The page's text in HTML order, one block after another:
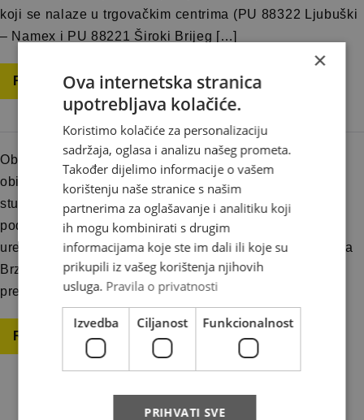
koji se nalaze u trgovačkim centrima (PU 88322 Ljubuški
– Namex i PU 88221 Široki Brijeg […]
Read more
Obavještavamo korisnike naših usluga da je povodom
obilježavanja Dana oslobođenja općine Kupres , 3.
studenog 2025. godine (ponedjeljak) neradni dan na
području općine Kupres. Neradni dan je za poštanske
urede 80320 Kupres Prikup, dostava i otprema pošiljaka
Brze pošte u ovim poštanskim uredima obavljat će se
prema uobičajenom rasporedu.
Read more
×
Ova internetska stranica
upotrebljava kolačiće.
Koristimo kolačiće za personalizaciju
sadržaja, oglasa i analizu našeg prometa.
Također dijelimo informacije o vašem
korištenju naše stranice s našim
partnerima za oglašavanje i analitiku koji
ih mogu kombinirati s drugim
informacijama koje ste im dali ili koje su
prikupili iz vašeg korištenja njihovih
usluga. Pravila o privatnosti
Izvedba Ciljanost Funkcionalnost
PRIHVATI SVE